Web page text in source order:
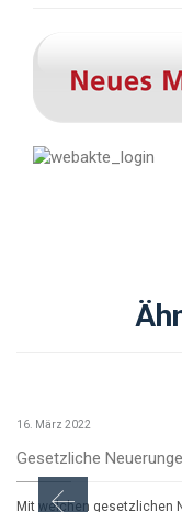
16. März 2022
Gesetzliche
Mit welchen gesetzlichen